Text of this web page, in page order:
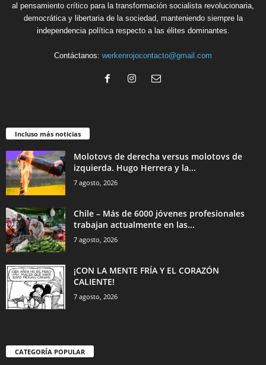
al pensamiento crítico para la transformación socialista revolucionaria,
democrática y libertaria de la sociedad, manteniendo siempre la
independencia política respecto a las élites dominantes.
Contáctanos: werkenrojocontacto@gmail.com
Incluso más noticias
Molotovs de derecha versus molotovs de
izquierda. Hugo Herrera y la...
7 agosto, 2026
Chile – Más de 6000 jóvenes profesionales
trabajan actualmente en las...
7 agosto, 2026
¡CON LA MENTE FRÍA Y EL CORAZÓN
CALIENTE!
7 agosto, 2026
CATEGORÍA POPULAR